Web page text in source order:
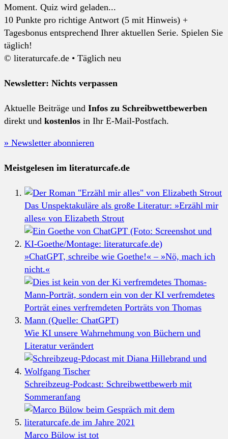
Moment. Quiz wird geladen...
10 Punkte pro richtige Antwort (5 mit Hinweis) +
Tagesbonus entsprechend Ihrer aktuellen Serie. Spielen Sie
täglich!
© literaturcafe.de • Täglich neu
Newsletter: Nichts verpassen
Aktuelle Beiträge und Infos zu Schreibwettbewerben
direkt und kostenlos in Ihr E-Mail-Postfach.
» Newsletter abonnieren
Meistgelesen im literaturcafe.de
Das Unspektakuläre als große Literatur: »Erzähl mir
alles« von Elizabeth Strout
»ChatGPT, schreibe wie Goethe!« – »Nö, mach ich
nicht.«
Wie KI unsere Wahrnehmung von Büchern und
Literatur verändert
Schreibzeug-Podcast: Schreibwettbewerb mit
Sommeranfang
Marco Bülow ist tot